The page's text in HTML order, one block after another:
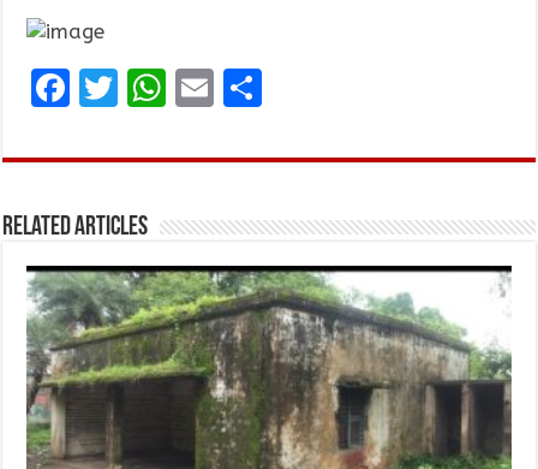
F
ce
o
o
k
T
it
r
W
at
A
p
p
E
ai ar
Related Articles